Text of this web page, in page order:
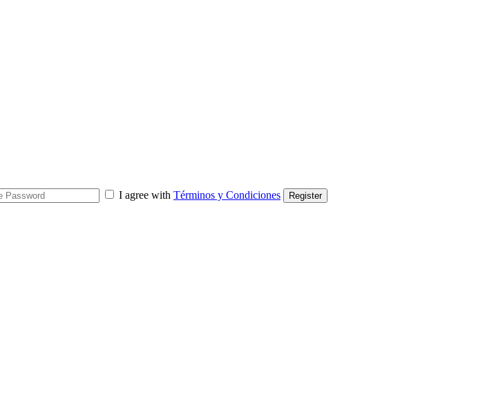
I agree with Términos y Condiciones Register